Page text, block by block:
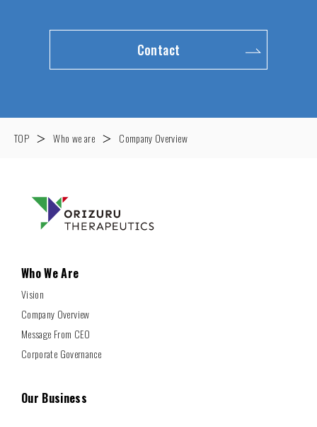
Contact
TOP ＞ Who we are ＞ Company Overview
Who We Are
Vision
Company Overview
Message From CEO
Corporate Governance
Our Business